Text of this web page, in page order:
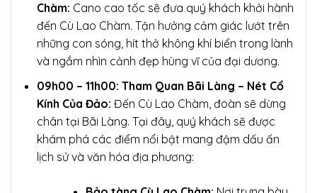
Chàm: Cano cao tốc sẽ đưa quý khách khởi hành
đến Cù Lao Chàm. Tận hưởng cảm giác lướt trên
những con sóng, hít thở không khí biển trong lành
và ngắm nhìn cảnh đẹp hùng vĩ của đại dương.
09h00 – 11h00: Tham Quan Bãi Làng – Nét Cổ
Kính Của Đảo: Đến Cù Lao Chàm, đoàn sẽ dừng
chân tại Bãi Làng. Tại đây, quý khách sẽ được
khám phá các điểm nổi bật mang đậm dấu ấn
lịch sử và văn hóa địa phương: